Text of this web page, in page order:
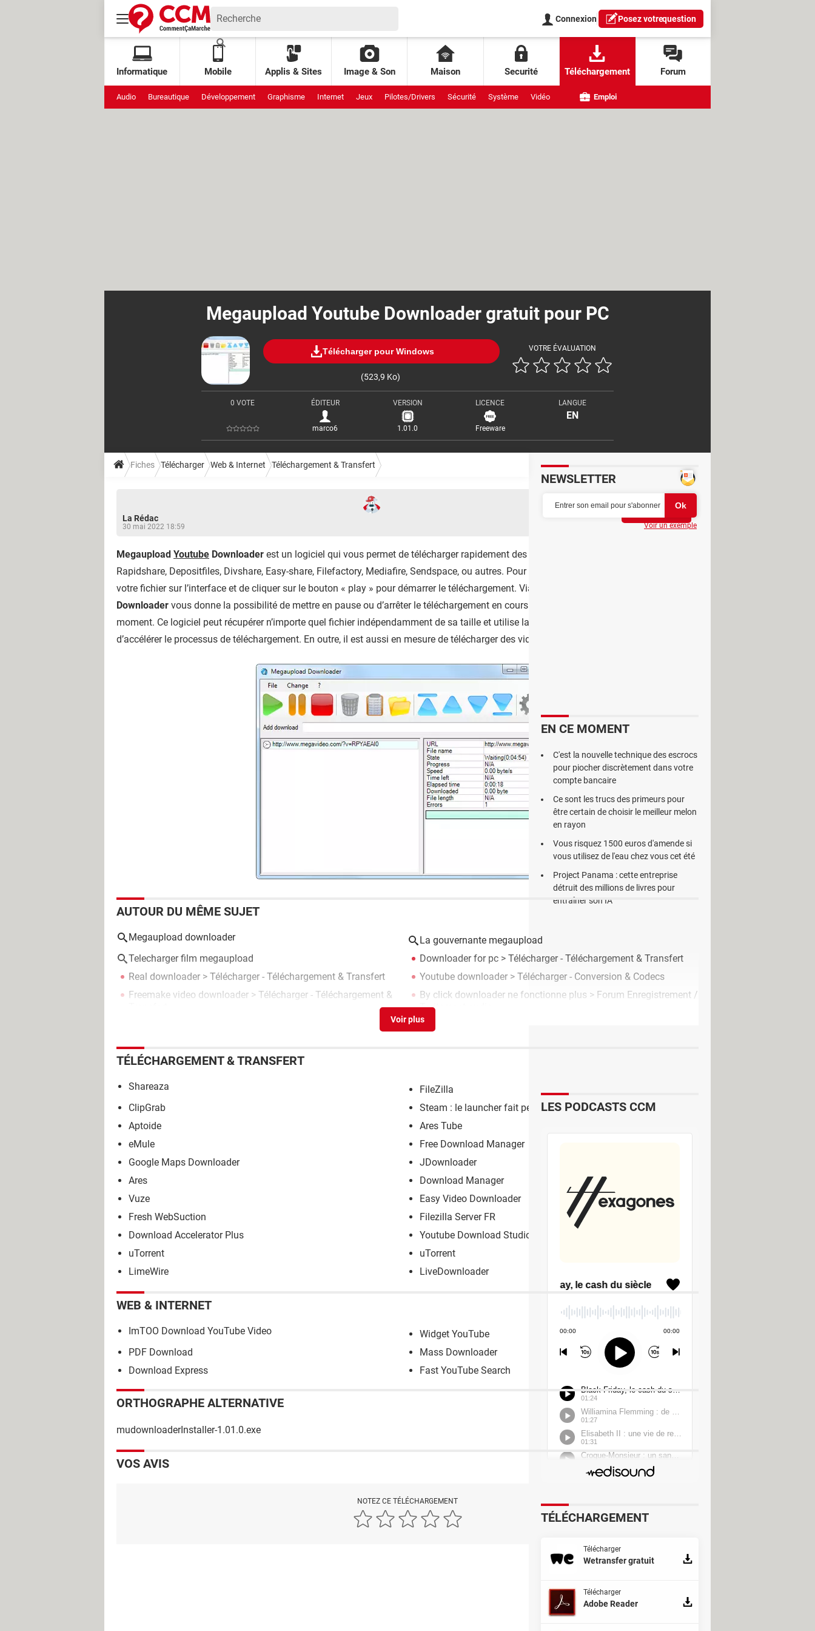
Connexion Posez votrequestion
Informatique Mobile Applis & Sites Image & Son Maison Securité Téléchargement Forum
Audio Bureautique Développement Graphisme Internet Jeux Pilotes/Drivers Sécurité Système Vidéo Emploi
Megaupload Youtube Downloader gratuit pour PC
Télécharger pour Windows
(523,9 Ko)
VOTRE ÉVALUATION
0 VOTE ÉDITEUR
marco6
VERSION
1.01.0
LICENCE
Freeware
LANGUE
EN
Fiches Télécharger Web & Internet Téléchargement & Transfert
La Rédac
30 mai 2022 18:59
Megaupload Youtube Downloader est un logiciel qui vous permet de télécharger rapidement des fichiers sur le site de Megaupload,
Rapidshare, Depositfiles, Divshare, Easy-share, Filefactory, Mediafire, Sendspace, ou autres. Pour ce faire, il vous suffit de saisir l’url de
votre fichier sur l’interface et de cliquer sur le bouton « play » pour démarrer le téléchargement. Via son interface,
Downloader vous donne la possibilité de mettre en pause ou d’arrêter le téléchargement en cours et de le reprendre à n’importe quel
moment. Ce logiciel peut récupérer n’importe quel fichier indépendamment de sa taille et utilise la méthode « multi-thread » afin
d’accélérer le processus de téléchargement. En outre, il est aussi en mesure de télécharger des vidéos de Youtube et de Megavidéo.
AUTOUR DU MÊME SUJET
Megaupload downloader
La gouvernante megaupload
Telecharger film megaupload
Downloader for pc > Télécharger - Téléchargement & Transfert
Real downloader > Télécharger - Téléchargement & Transfert Youtube downloader > Télécharger - Conversion & Codecs
Freemake video downloader > Télécharger - Téléchargement &
By click downloader ne fonctionne plus > Forum Enregistrement /
Traitement audio
TÉLÉCHARGEMENT & TRANSFERT
Shareaza
FileZilla
ClipGrab
Steam : le launcher fait peau neuve avec une mise à jour majeure
Aptoide
Ares Tube
eMule
Free Download Manager
Google Maps Downloader
JDownloader
Ares
Download Manager
Vuze
Easy Video Downloader
Fresh WebSuction
Filezilla Server FR
Download Accelerator Plus
Youtube Download Studio
uTorrent
uTorrent
LimeWire
LiveDownloader
WEB & INTERNET
ImTOO Download YouTube Video
Widget YouTube
PDF Download
Mass Downloader
Download Express
Fast YouTube Search
ORTHOGRAPHE ALTERNATIVE
mudownloaderInstaller-1.01.0.exe
VOS AVIS
NOTEZ CE TÉLÉCHARGEMENT
NEWSLETTER
Voir un exemple
EN CE MOMENT
C'est la nouvelle technique des escrocs
pour piocher discrètement dans votre
compte bancaire
Ce sont les trucs des primeurs pour
être certain de choisir le meilleur melon
en rayon
Vous risquez 1500 euros d'amende si
vous utilisez de l'eau chez vous cet été
Project Panama : cette entreprise
détruit des millions de livres pour
entraîner son IA
LES PODCASTS CCM
TÉLÉCHARGEMENT
Télécharger
Wetransfer gratuit
Télécharger
Adobe Reader